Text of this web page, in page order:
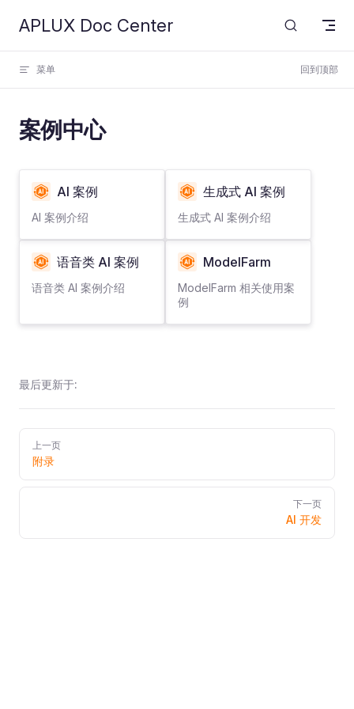
Skip to content
APLUX Doc Center
菜单 回到顶部
案例中心
AI 案例
AI 案例介绍
生成式 AI 案例
生成式 AI 案例介绍
语音类 AI 案例
语音类 AI 案例介绍
ModelFarm
ModelFarm 相关使用案
例
最后更新于:
Pager
上一页
附录
下一页
AI 开发